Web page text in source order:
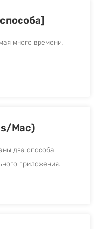
много времени.
Mac)
два способа
приложения.